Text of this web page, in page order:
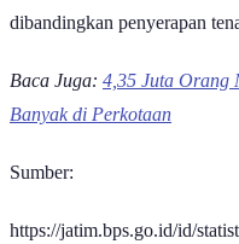
melainkan hanya mereka
Seseorang yang masih
Dominasi Daerah